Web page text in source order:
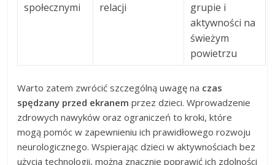
społecznymi
relacji
grupie i
aktywności na
świeżym
powietrzu
Warto zatem zwrócić szczególną uwagę na czas
spędzany przed ekranem przez dzieci. Wprowadzenie
zdrowych nawyków oraz ograniczeń to kroki, które
mogą pomóc w zapewnieniu ich prawidłowego rozwoju
neurologicznego. Wspierając dzieci w aktywnościach bez
użycia technologii, można znacznie poprawić ich zdolności